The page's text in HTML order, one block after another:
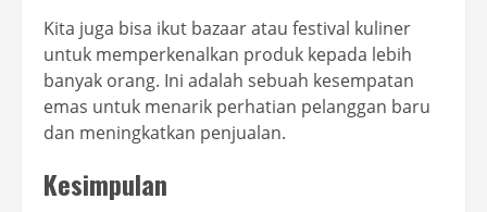
Kita juga bisa ikut bazaar atau festival kuliner
untuk memperkenalkan produk kepada lebih
banyak orang. Ini adalah sebuah kesempatan
emas untuk menarik perhatian pelanggan baru
dan meningkatkan penjualan.
Kesimpulan